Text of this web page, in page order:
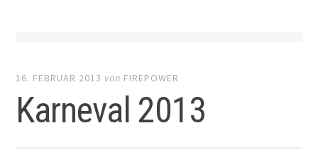
16. FEBRUAR 2013 von FIREPOWER
Karneval 2013